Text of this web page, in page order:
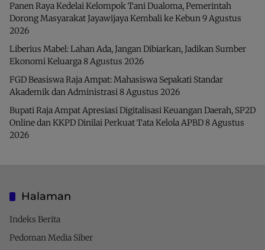
Panen Raya Kedelai Kelompok Tani Dualoma, Pemerintah
Dorong Masyarakat Jayawijaya Kembali ke Kebun9 Agustus
2026
Liberius Mabel: Lahan Ada, Jangan Dibiarkan, Jadikan Sumber
Ekonomi Keluarga8 Agustus 2026
FGD Beasiswa Raja Ampat: Mahasiswa Sepakati Standar
Akademik dan Administrasi8 Agustus 2026
Bupati Raja Ampat Apresiasi Digitalisasi Keuangan Daerah, SP2D
Online dan KKPD Dinilai Perkuat Tata Kelola APBD8 Agustus
2026
Halaman
Indeks Berita
Pedoman Media Siber